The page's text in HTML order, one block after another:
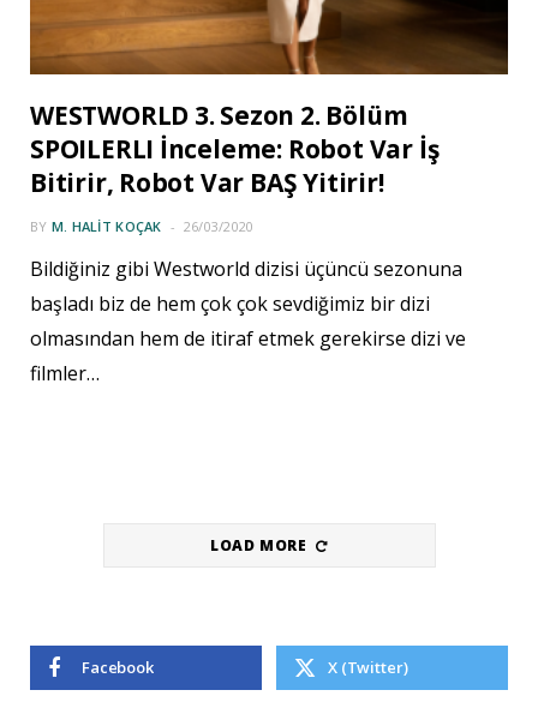
WESTWORLD 3. Sezon 2. Bölüm
SPOILERLI İnceleme: Robot Var İş
Bitirir, Robot Var BAŞ Yitirir!
BY M. HALIT KOÇAK 26/03/2020
Bildiğiniz gibi Westworld dizisi üçüncü sezonuna
başladı biz de hem çok çok sevdiğimiz bir dizi
olmasından hem de itiraf etmek gerekirse dizi ve
filmler…
LOAD MORE
Facebook X (Twitter)